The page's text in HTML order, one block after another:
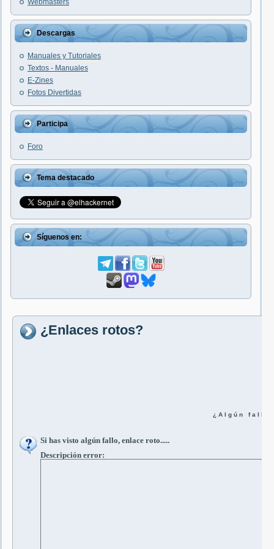
Webmasters
Descargas
Manuales y Tutoriales
Textos - Manuales
E-Zines
Fotos Divertidas
Participa
Foro
Tema destacado
Síguenos en:
¿Enlaces rotos?
¿ A l g ú n f a l l o ?
Si has visto algún fallo, enlace roto.....
Descripción error: